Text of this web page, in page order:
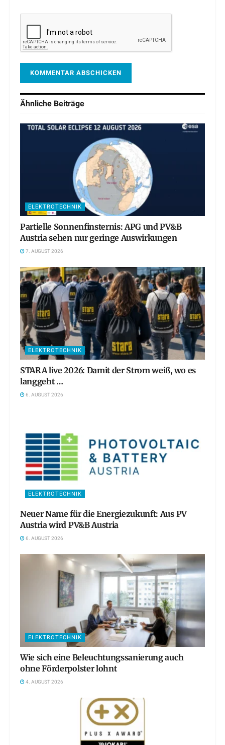
Ähnliche Beiträge
ELEKTROTECHNIK
Partielle Sonnenfinsternis: APG und PV&B
Austria sehen nur geringe Auswirkungen
7. AUGUST 2026
ELEKTROTECHNIK
STARA live 2026: Damit der Strom weiß, wo es
langgeht …
6. AUGUST 2026
ELEKTROTECHNIK
Neuer Name für die Energiezukunft: Aus PV
Austria wird PV&B Austria
6. AUGUST 2026
ELEKTROTECHNIK
Wie sich eine Beleuchtungssanierung auch
ohne Förderpolster lohnt
4. AUGUST 2026